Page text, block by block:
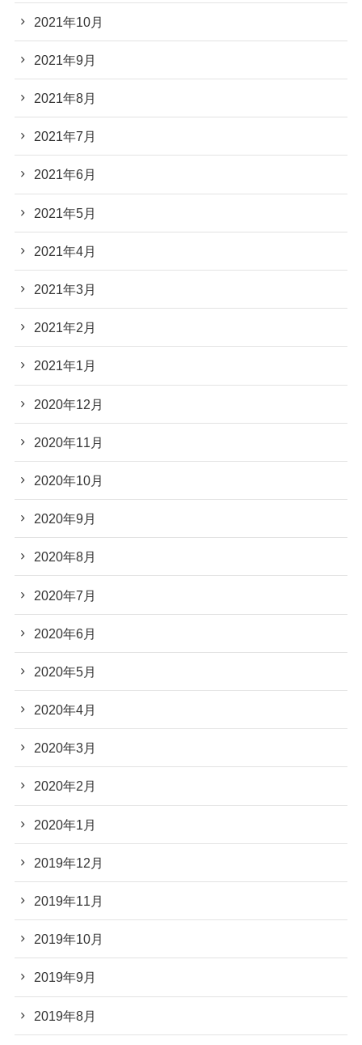
2021年10月
2021年9月
2021年8月
2021年7月
2021年6月
2021年5月
2021年4月
2021年3月
2021年2月
2021年1月
2020年12月
2020年11月
2020年10月
2020年9月
2020年8月
2020年7月
2020年6月
2020年5月
2020年4月
2020年3月
2020年2月
2020年1月
2019年12月
2019年11月
2019年10月
2019年9月
2019年8月